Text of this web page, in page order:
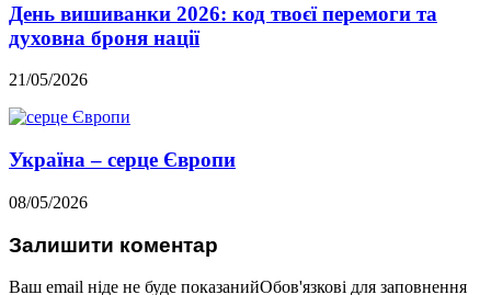
День вишиванки 2026: код твоєї перемоги та
духовна броня нації
21/05/2026
Україна – серце Європи
08/05/2026
Залишити коментар
Ваш email ніде не буде показанийОбов'язкові для заповнення